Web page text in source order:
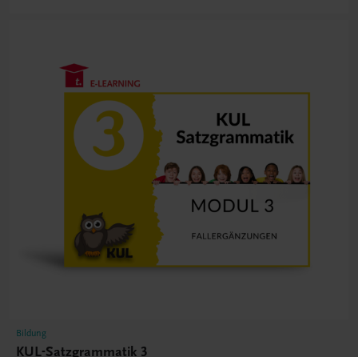
Bildung
KUL-Satzgrammatik 3